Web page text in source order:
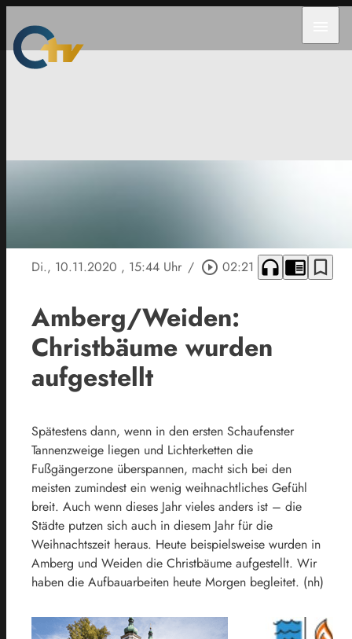
Di., 10.11.2020 , 15:44 Uhr / play_circle_outline 02:21 headphones chrome_reader_mode bookmark_border
Amberg/Weiden:
Christbäume wurden
aufgestellt
Spätestens dann, wenn in den ersten Schaufenster
Tannenzweige liegen und Lichterketten die
Fußgängerzone überspannen, macht sich bei den
meisten zumindest ein wenig weihnachtliches Gefühl
breit. Auch wenn dieses Jahr vieles anders ist – die
Städte putzen sich auch in diesem Jahr für die
Weihnachtszeit heraus. Heute beispielsweise wurden in
Amberg und Weiden die Christbäume aufgestellt. Wir
haben die Aufbauarbeiten heute Morgen begleitet. (nh)